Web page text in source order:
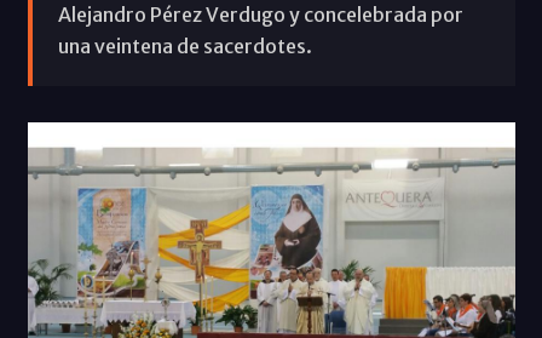
Alejandro Pérez Verdugo y concelebrada por
una veintena de sacerdotes.